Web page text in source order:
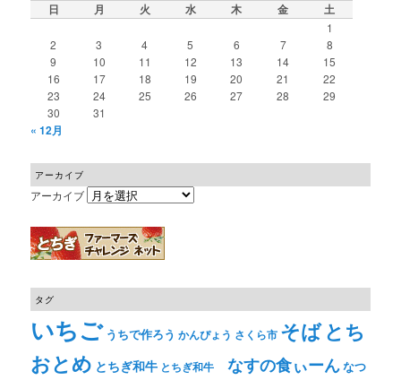
日 月 火 水 木 金 土
1
2
3 4 5 6 7
8
9
10 11 12 13 14
15
16
17 18 19 20 21
22
23
24 25 26 27 28
29
30
31
« 12月
アーカイブ
アーカイブ
タグ
いちご うちで作ろう かんぴょう さくら市 そばとち
おとめ とちぎ和牛 とちぎ和牛 なすの食ぃーんなつ